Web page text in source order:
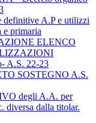
definitive A.P e utilizzi
e primaria
ELENCO
A.S. 22-23
SOSTEGNO A.S.
degli A.A. per
diversa dalla titolar.